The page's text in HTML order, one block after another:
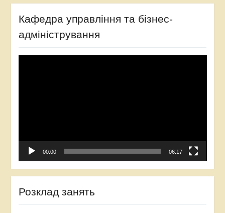
Кафедра управління та бізнес-
адміністрування
00:00 06:17
Розклад занять